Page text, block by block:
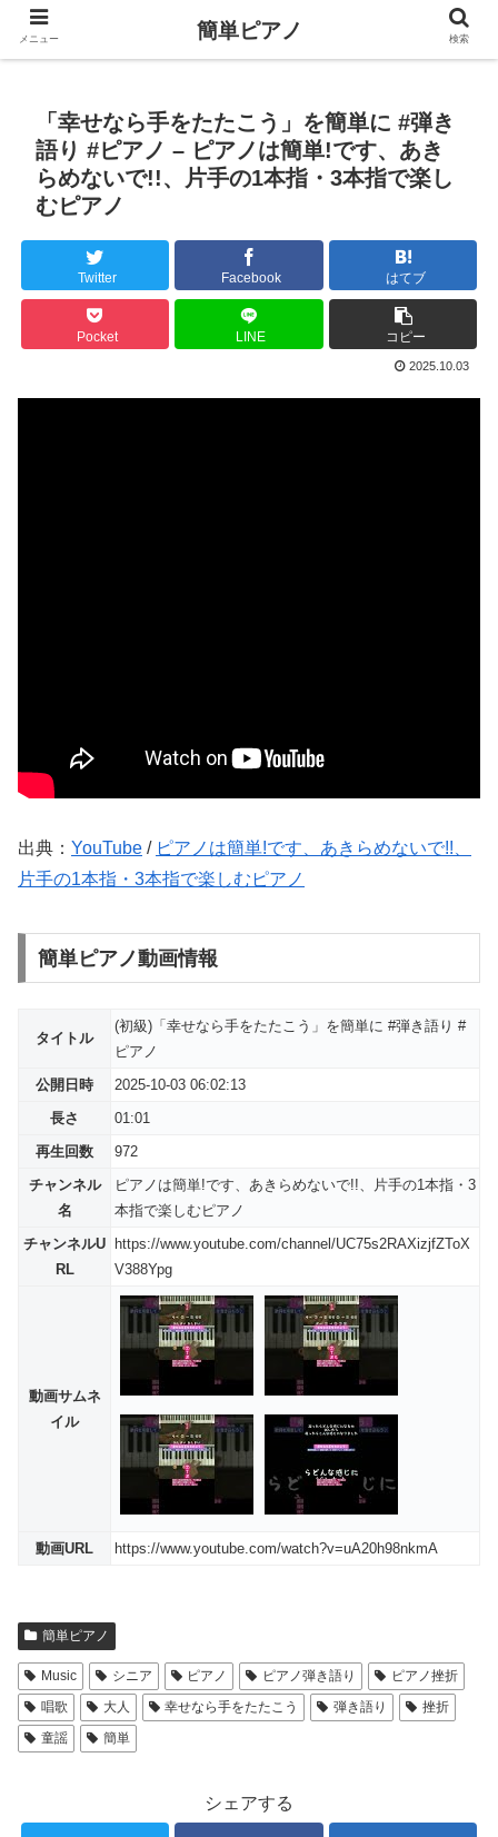
「幸せなら手をたたこう」を簡単に #弾き
語り #ピアノ – ピアノは簡単!です、あき
らめないで!!、片手の1本指・3本指で楽し
むピアノ
Twitter Facebook はてブ
Pocket LINE コピー
2025.10.03
出典： YouTube / ピアノは簡単!です、あきらめないで!!、
片手の1本指・3本指で楽しむピアノ
簡単ピアノ動画情報
タイトル
(初級)「幸せなら手をたたこう」を簡単に #弾き語り #
ピアノ
公開日時
2025-10-03 06:02:13
長さ
01:01
再生回数
972
チャンネル
名
ピアノは簡単!です、あきらめないで!!、片手の1本指・3
本指で楽しむピアノ
チャンネルU
RL
https://www.youtube.com/channel/UC75s2RAXizjfZToX
V388Ypg
動画サムネ
イル
動画URL https://www.youtube.com/watch?v=uA20h98nkmA
簡単ピアノ
Music シニア ピアノ ピアノ弾き語り
ピアノ挫折
唱歌
大人 幸せなら手をたたこう 弾き語り
挫折
童謡
簡単
シェアする
メニュー 簡単ピアノ 検索